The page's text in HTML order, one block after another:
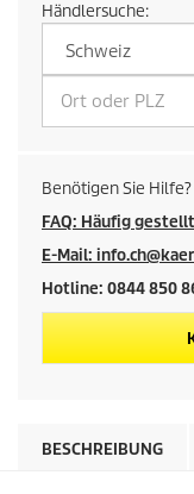
e
i
s
d
e
s
P
r
Händlersuche:
Benötigen Sie Hilfe?
FAQ: Häufig
E-Mail:
Hotline: 0844 850
BESCHREIBUNG